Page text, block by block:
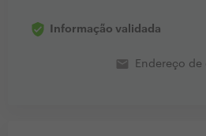
Informação validada
email Endereço de